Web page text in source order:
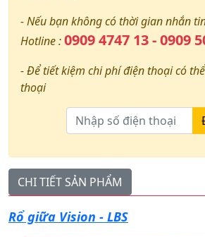
- Nếu bạn không có thời gian nhắn
Hotline :0909 4747 13 - 0909
- Để tiết kiệm chi phí điện thoại có
thoại
CHI TIẾT SẢN PHẨM
Rổ giữa Vision - LBS